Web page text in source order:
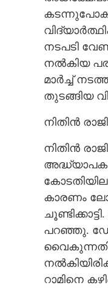
നടപടി
നൽകിയ
മാർച്ച്
തുടങ്ങിയ
നിതിൻ
നിതിൻ
കാരണം
പറഞ്ഞു.
റാമിനെ